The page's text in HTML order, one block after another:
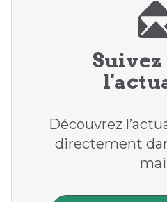
Découvrez
directement